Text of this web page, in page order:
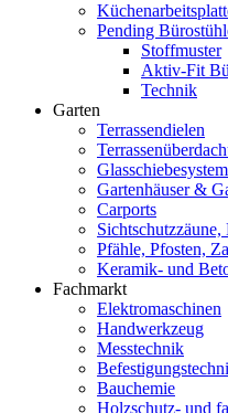
Pending
Stoffmuster
Aktiv-Fit
Technik
Garten
Terrassendielen
Gartenhäuser &
Carports
Sichtschutzzäune,
Pfähle, Pfosten,
Keramik- und
Fachmarkt
Elektromaschinen
Handwerkzeug
Messtechnik
Bauchemie
Holzschutz- und